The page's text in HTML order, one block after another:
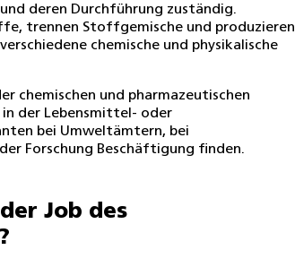
deren Durchführung zuständig.
trennen Stoffgemische und produzieren
chemische und physikalische
chemischen und pharmazeutischen
in der Lebensmittel- oder
bei Umweltämtern, bei
Forschung Beschäftigung finden.
Job des